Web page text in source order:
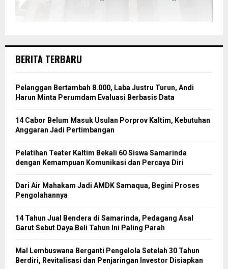
BERITA TERBARU
Pelanggan Bertambah 8.000, Laba Justru Turun, Andi
Harun Minta Perumdam Evaluasi Berbasis Data
14 Cabor Belum Masuk Usulan Porprov Kaltim, Kebutuhan
Anggaran Jadi Pertimbangan
Pelatihan Teater Kaltim Bekali 60 Siswa Samarinda
dengan Kemampuan Komunikasi dan Percaya Diri
Dari Air Mahakam Jadi AMDK Samaqua, Begini Proses
Pengolahannya
14 Tahun Jual Bendera di Samarinda, Pedagang Asal
Garut Sebut Daya Beli Tahun Ini Paling Parah
Mal Lembuswana Berganti Pengelola Setelah 30 Tahun
Berdiri, Revitalisasi dan Penjaringan Investor Disiapkan